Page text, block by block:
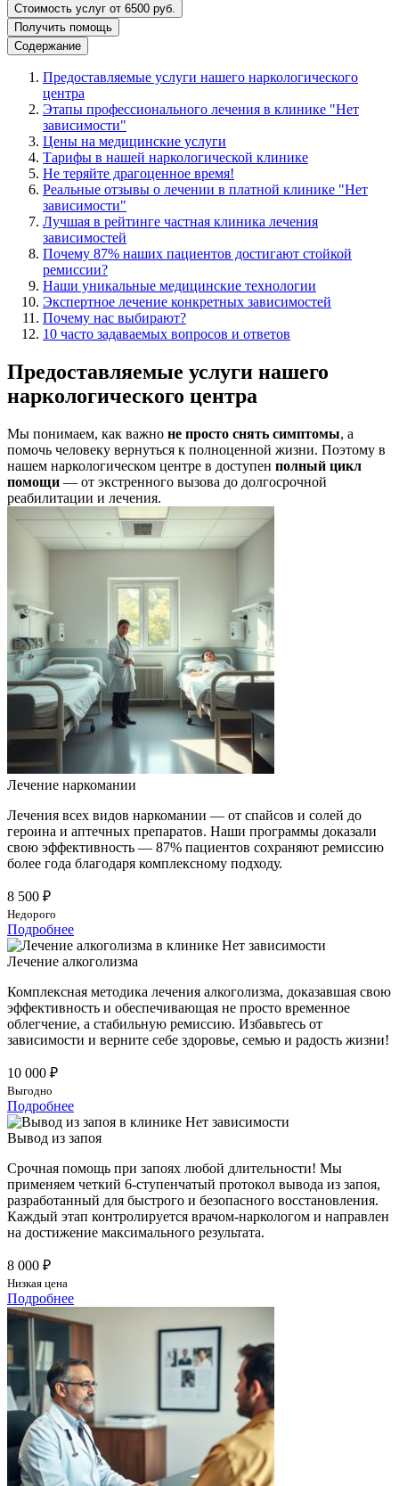
Стоимость услуг от 6500 руб.
Получить помощь
Содержание
Предоставляемые услуги нашего наркологического
центра
Этапы профессионального лечения в клинике "Нет
зависимости"
Цены на медицинские услуги
Тарифы в нашей наркологической клинике
Не теряйте драгоценное время!
Реальные отзывы о лечении в платной клинике "Нет
зависимости"
Лучшая в рейтинге частная клиника лечения
зависимостей
Почему 87% наших пациентов достигают стойкой
ремиссии?
Наши уникальные медицинские технологии
Экспертное лечение конкретных зависимостей
Почему нас выбирают?
10 часто задаваемых вопросов и ответов
Предоставляемые услуги нашего
наркологического центра
Мы понимаем, как важно не просто снять симптомы, а
помочь человеку вернуться к полноценной жизни. Поэтому в
нашем наркологическом центре в доступен полный цикл
помощи — от экстренного вызова до долгосрочной
реабилитации и лечения.
Лечение наркомании
Лечения всех видов наркомании — от спайсов и солей до
героина и аптечных препаратов. Наши программы доказали
свою эффективность — 87% пациентов сохраняют ремиссию
более года благодаря комплексному подходу.
8 500 ₽
Недорого
Подробнее
Лечение алкоголизма
Комплексная методика лечения алкоголизма, доказавшая свою
эффективность и обеспечивающая не просто временное
облегчение, а стабильную ремиссию. Избавьтесь от
зависимости и верните себе здоровье, семью и радость жизни!
10 000 ₽
Выгодно
Подробнее
Вывод из запоя
Срочная помощь при запоях любой длительности! Мы
применяем четкий 6-ступенчатый протокол вывода из запоя,
разработанный для быстрого и безопасного восстановления.
Каждый этап контролируется врачом-наркологом и направлен
на достижение максимального результата.
8 000 ₽
Низкая цена
Подробнее